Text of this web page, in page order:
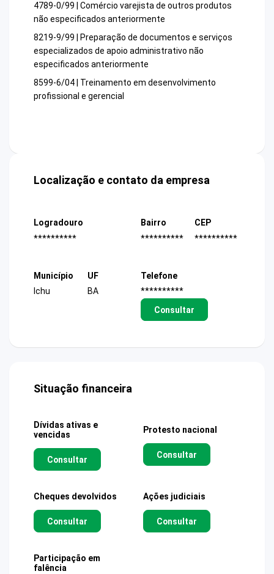
4789-0/99 | Comércio varejista de outros produtos
não especificados anteriormente
8219-9/99 | Preparação de documentos e serviços
especializados de apoio administrativo não
especificados anteriormente
8599-6/04 | Treinamento em desenvolvimento
profissional e gerencial
Localização e contato da empresa
Logradouro
**********
Bairro
**********
CEP
**********
Município
Ichu
UF
BA
Telefone
**********
Consultar
Situação financeira
Dívidas ativas e
vencidas
Consultar
Protesto nacional
Consultar
Cheques devolvidos
Consultar
Ações judiciais
Consultar
Participação em
falência